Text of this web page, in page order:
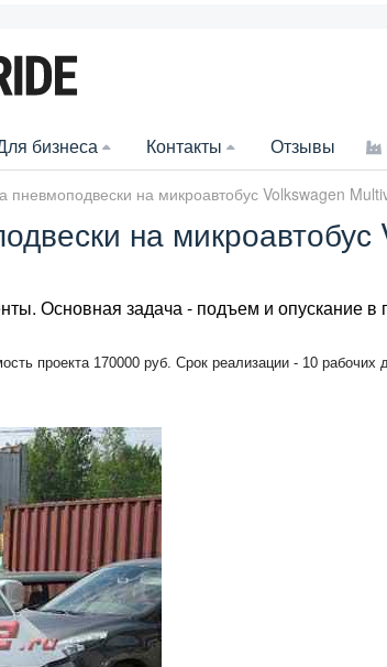
бизнеса Контакты Отзывы
пневмоподвески на микроавтобус Volkswagen
на микроавтобус
Основная задача - подъем и опускание
проекта 170000 руб. Срок реализации - 10 рабочих